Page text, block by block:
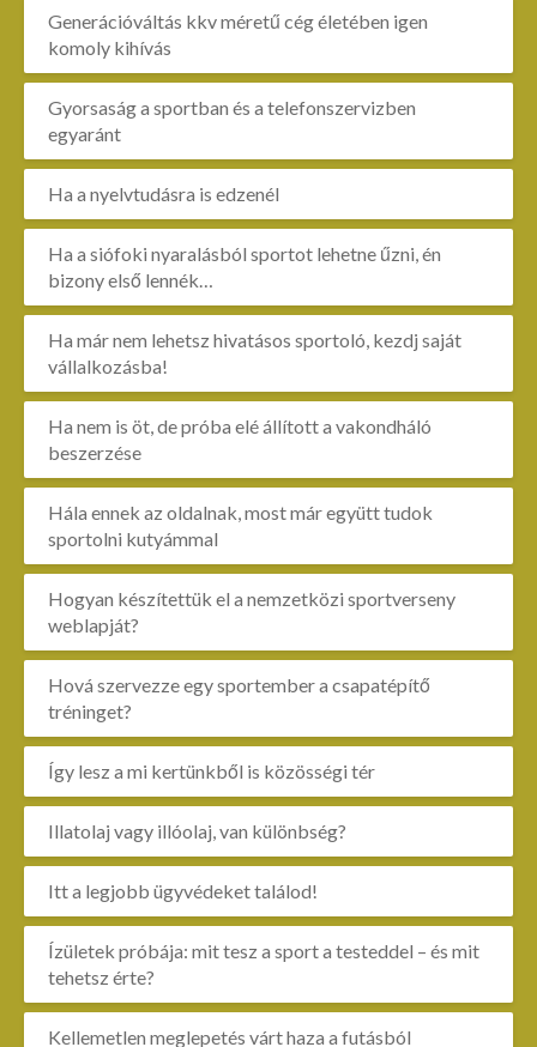
Generációváltás kkv méretű cég életében igen
komoly kihívás
Gyorsaság a sportban és a telefonszervizben
egyaránt
Ha a nyelvtudásra is edzenél
Ha a siófoki nyaralásból sportot lehetne űzni, én
bizony első lennék…
Ha már nem lehetsz hivatásos sportoló, kezdj saját
vállalkozásba!
Ha nem is öt, de próba elé állított a vakondháló
beszerzése
Hála ennek az oldalnak, most már együtt tudok
sportolni kutyámmal
Hogyan készítettük el a nemzetközi sportverseny
weblapját?
Hová szervezze egy sportember a csapatépítő
tréninget?
Így lesz a mi kertünkből is közösségi tér
Illatolaj vagy illóolaj, van különbség?
Itt a legjobb ügyvédeket találod!
Ízületek próbája: mit tesz a sport a testeddel – és mit
tehetsz érte?
Kellemetlen meglepetés várt haza a futásból